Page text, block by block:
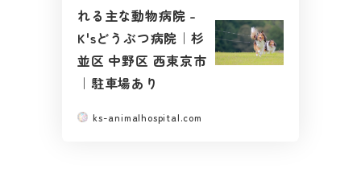
れる主な動物病院 –
K'sどうぶつ病院｜杉
並区 中野区 西東京市
｜駐車場あり
ks-animalhospital.com